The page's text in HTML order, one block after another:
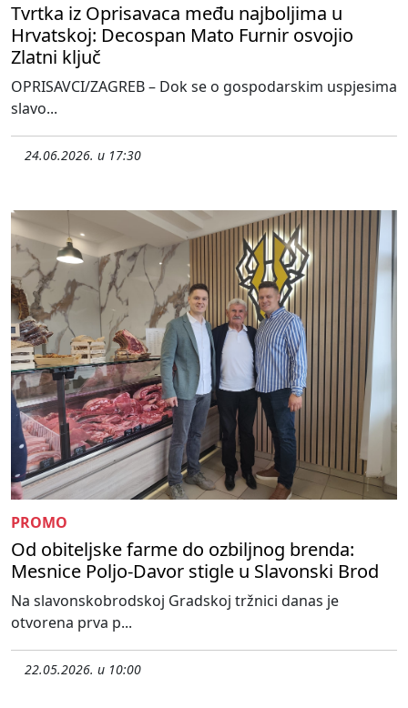
Tvrtka iz Oprisavaca među najboljima u
Hrvatskoj: Decospan Mato Furnir osvojio
Zlatni ključ
OPRISAVCI/ZAGREB – Dok se o gospodarskim uspjesima
slavo...
24.06.2026. u 17:30
PROMO
Od obiteljske farme do ozbiljnog brenda:
Mesnice Poljo-Davor stigle u Slavonski Brod
Na slavonskobrodskoj Gradskoj tržnici danas je
otvorena prva p...
22.05.2026. u 10:00